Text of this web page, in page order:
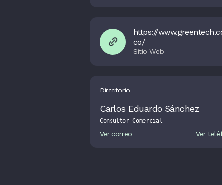
https://
co/
Directorio
Carlos Eduardo Sánchez
Consultor Comercial
Ver correo Ver